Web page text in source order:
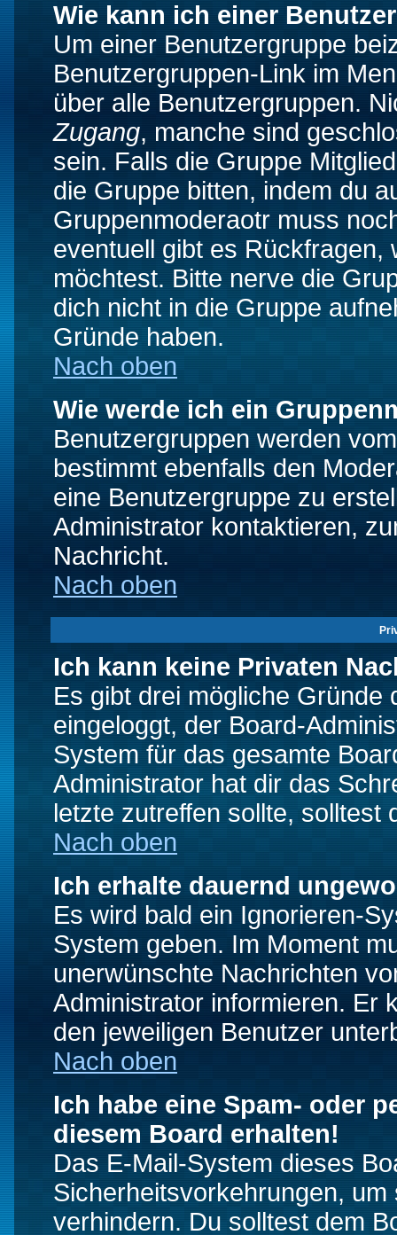
Wie kann ich einer
Um einer Benutzergruppe
Benutzergruppen-Link im
über alle Benutzergruppen.
Zugang, manche sind
sein. Falls die Gruppe
die Gruppe bitten, indem du
Gruppenmoderaotr muss
eventuell gibt es
möchtest. Bitte nerve die
dich nicht in die Gruppe
Gründe haben.
Nach oben
Wie werde ich ein
Benutzergruppen werden
bestimmt ebenfalls den
eine Benutzergruppe zu
Administrator kontaktieren,
Nachricht.
Nach oben
Ich kann keine Privaten
Es gibt drei mögliche Gründe
eingeloggt, der Board-
System für das gesamte
Administrator hat dir das
letzte zutreffen sollte, solltest
Nach oben
Ich erhalte dauernd
Es wird bald ein Ignorieren-
System geben. Im Moment
unerwünschte Nachrichten
Administrator informieren. Er
den jeweiligen Benutzer
Nach oben
Ich habe eine Spam- oder
diesem Board erhalten!
Das E-Mail-System dieses
Sicherheitsvorkehrungen,
verhindern. Du solltest dem